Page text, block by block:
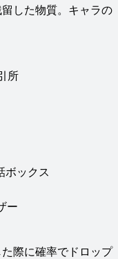
した物質。キャラの
所
ボックス
ー
際に確率でドロップ